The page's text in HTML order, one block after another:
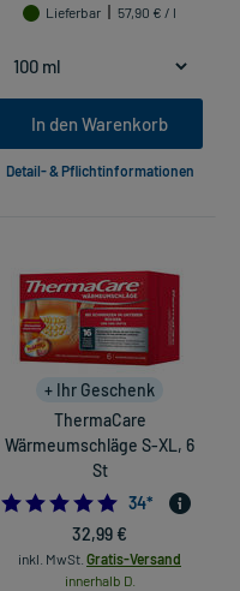
Lieferbar
57,90 € / l
In den Warenkorb
Detail- & Pflichtinformationen
+ Ihr Geschenk
ThermaCare
Wärmeumschläge S-XL, 6
St
34*
32,99 €
inkl. MwSt. Gratis-Versand
innerhalb D.